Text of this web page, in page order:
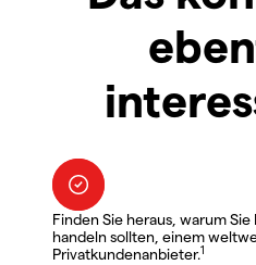
Finden Sie heraus, warum Sie
handeln sollten, einem
Privatkundenanbieter.1